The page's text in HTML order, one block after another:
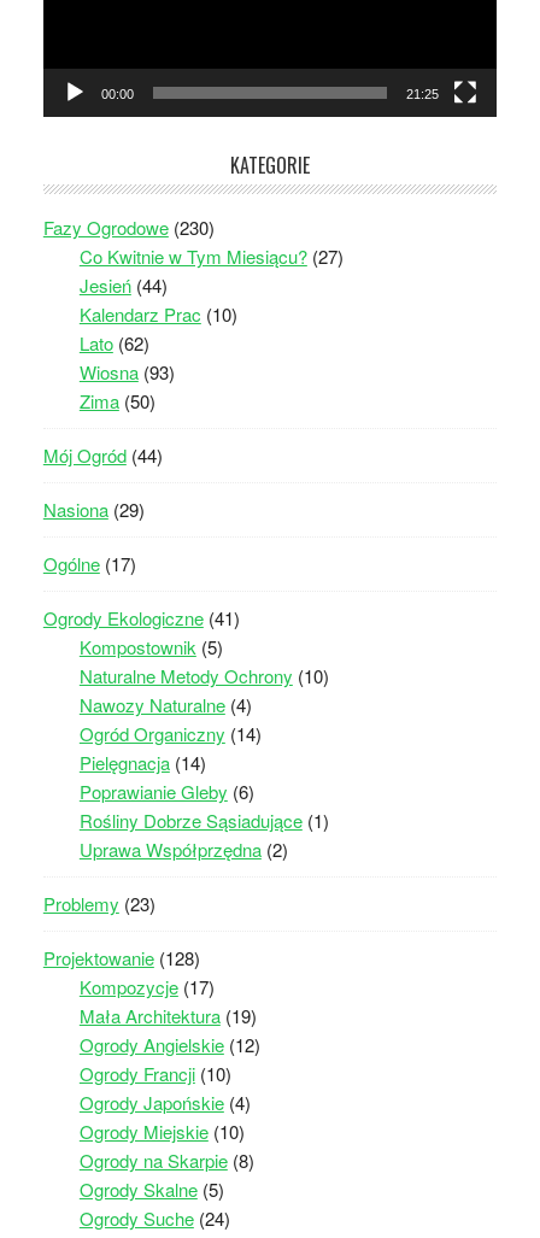
00:00 21:25
KATEGORIE
Fazy Ogrodowe(230)
Co Kwitnie w Tym Miesiącu?(27)
Jesień(44)
Kalendarz Prac (10)
Lato(62)
Wiosna(93)
Zima(50)
Mój Ogród(44)
Nasiona(29)
Ogólne(17)
Ogrody Ekologiczne(41)
Kompostownik (5)
Naturalne Metody Ochrony (10)
Nawozy Naturalne(4)
Ogród Organiczny (14)
Pielęgnacja(14)
Poprawianie Gleby (6)
Rośliny Dobrze Sąsiadujące(1)
Uprawa Współprzędna(2)
Problemy (23)
Projektowanie(128)
Kompozycje(17)
Mała Architektura(19)
Ogrody Angielskie(12)
Ogrody Francji(10)
Ogrody Japońskie(4)
Ogrody Miejskie(10)
Ogrody na Skarpie(8)
Ogrody Skalne(5)
Ogrody Suche(24)